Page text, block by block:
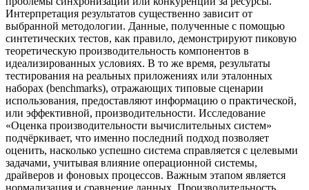
Интерпретация результатов существенно зависит от
выбранной методологии. Данные, полученные с помощью
синтетических тестов, как правило, демонстрируют пиковую
теоретическую производительность компонентов в
идеализированных условиях. В то же время, результаты
тестирования на реальных приложениях или эталонных
наборах (benchmarks), отражающих типовые сценарии
использования, предоставляют информацию о практической,
или эффективной, производительности. Исследование
«Оценка производительности вычислительных систем»
подчёркивает, что именно последний подход позволяет
оценить, насколько успешно система справляется с целевыми
задачами, учитывая влияние операционной системы,
драйверов и фоновых процессов. Важным этапом является